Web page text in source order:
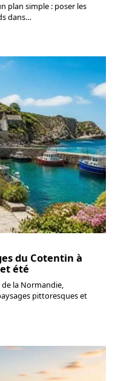
plan simple : poser les
dans…
du Cotentin à
été
la Normandie,
pittoresques et